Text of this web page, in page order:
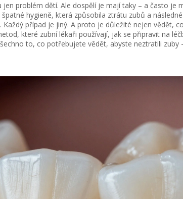
jen problém dětí. Ale dospělí je mají taky – a často je
hygieně, která způsobila ztrátu zubů a
případ je jiný. A proto je důležité nejen vědět,
které zubní lékaři používají, jak se připravit na
to, co potřebujete vědět, abyste neztratili